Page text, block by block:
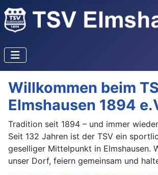
Willkommen beim
Elmshausen 1894
Tradition seit 1894 – und immer
Seit 132 Jahren ist der TSV ein
geselliger Mittelpunkt in Elmshausen.
unser Dorf, feiern gemeinsam und